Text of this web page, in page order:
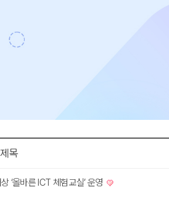
제목
‘올바른 ICT 체험교실’ 운영